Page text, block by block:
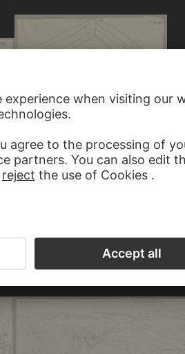
JOHANN ANTON RAMBOUX
Episcopal chair in San Benedetto